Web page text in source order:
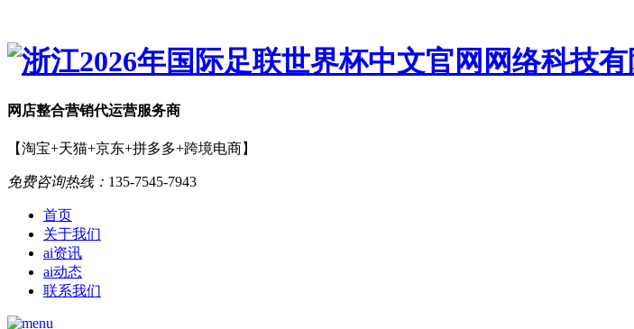
网店整合营销代运营服务商
【淘宝+天猫+京东+拼多多+跨境电商】
免费咨询热线： 135-7545-7943
首页
关于我们
ai资讯
ai动态
联系我们